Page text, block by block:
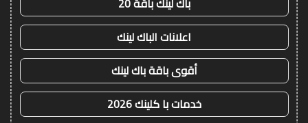
اعلانات الباك لينك
أقوى باقة باك لينك
خدمات با كلينك 2026